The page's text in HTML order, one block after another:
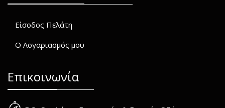
Είσοδος Πελάτη
Ο Λογαριασμός μου
Επικοινωνία